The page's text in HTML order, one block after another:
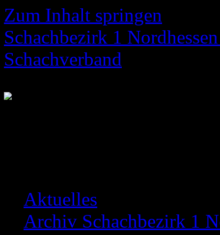
Zum Inhalt springen
Schachbezirk 1
Schachverband
Aktuelles
Archiv Schachbezirk 1